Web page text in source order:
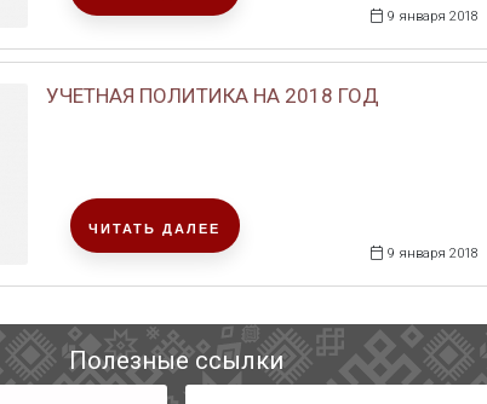
9 января 2018
УЧЕТНАЯ ПОЛИТИКА НА 2018 ГОД
9 января 2018
ЧИТАТЬ ДАЛЕЕ
Полезные ссылки